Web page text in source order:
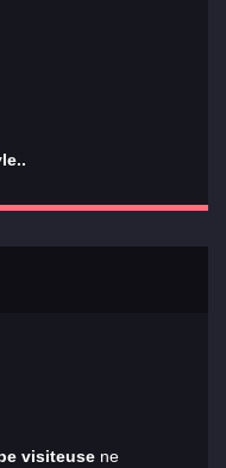
visiteuse ne